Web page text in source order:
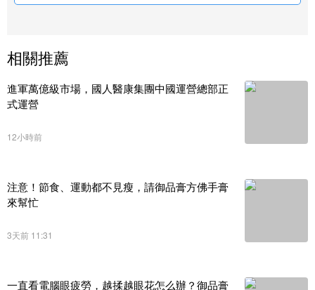
相關推薦
進軍萬億級市場，國人醫康集團中國運營總部正
式運營
12小時前
注意！節食、運動都不見瘦，請御品膏方佛手膏
來幫忙
3天前 11:31
一直看電腦眼疲勞，越揉越眼花怎么辦？御品膏